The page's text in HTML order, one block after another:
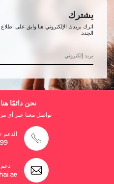
يشترك
اترك بريدك الإلكتروني هنا وابق على اطلاع
الجدد.
نحن دائمًا
تواصل معنا عبر أي
الدعم
دعم